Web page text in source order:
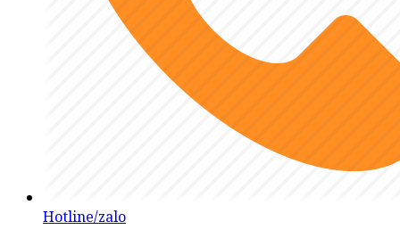
Hotline/zalo